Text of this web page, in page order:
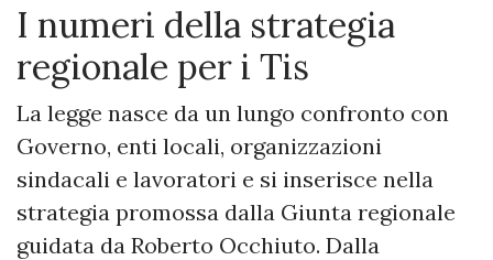
I numeri della strategia
regionale per i Tis
La legge nasce da un lungo confronto con
Governo, enti locali, organizzazioni
sindacali e lavoratori e si inserisce nella
strategia promossa dalla Giunta regionale
guidata da Roberto Occhiuto. Dalla